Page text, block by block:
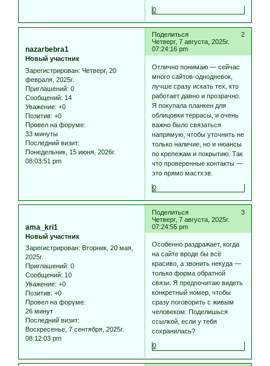
0
Поделиться
2
Четверг, 7 августа, 2025г.
07:24:16 pm
nazarbebra1
Новый участник
Зарегистрирован: Четверг, 20
февраля, 2025г.
Приглашений: 0
Сообщений: 14
Уважение: +0
Позитив: +0
Провел на форуме:
33 минуты
Последний визит:
Понедельник, 15 июня, 2026г.
08:03:51 pm
Отлично понимаю — сейчас
много сайтов-однодневок,
лучше сразу искать тех, кто
работает давно и прозрачно.
Я покупала планкен для
облицовки террасы, и очень
важно было связаться
напрямую, чтобы уточнить не
только наличие, но и нюансы
по крепежам и покрытию. Так
что проверенные контакты —
это прямо мастхэв.
0
Поделиться
3
Четверг, 7 августа, 2025г.
07:24:55 pm
ama_kri1
Новый участник
Зарегистрирован: Вторник, 20 мая,
2025г.
Приглашений: 0
Сообщений: 10
Уважение: +0
Позитив: +0
Провел на форуме:
26 минут
Последний визит:
Воскресенье, 7 сентября, 2025г.
08:12:03 pm
Особенно раздражает, когда
на сайте вроде бы всё
красиво, а звонить некуда —
только форма обратной
связи. Я предпочитаю видеть
конкретный номер, чтобы
сразу поговорить с живым
человеком. Поделишься
ссылкой, если у тебя
сохранилась?
0